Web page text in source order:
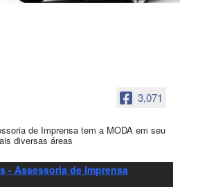
3,071
de Imprensa tem a MODA em seu
diversas áreas
- Assessoria de Imprensa